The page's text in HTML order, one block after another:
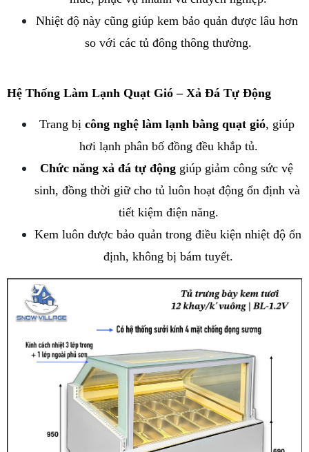
Nhiệt độ này cũng giúp kem bảo quản được lâu hơn
so với các tủ đông thông thường.
Hệ Thống Làm Lạnh Quạt Gió – Xả Đá Tự Động
Trang bị công nghệ làm lạnh bằng quạt gió, giúp
hơi lạnh phân bố đồng đều khắp tủ.
Chức năng xả đá tự động giúp giảm công sức vệ
sinh, đồng thời giữ cho tủ luôn hoạt động ổn định và
tiết kiệm điện năng.
Kem luôn được bảo quản trong điều kiện nhiệt độ ổn
định, không bị bám tuyết.